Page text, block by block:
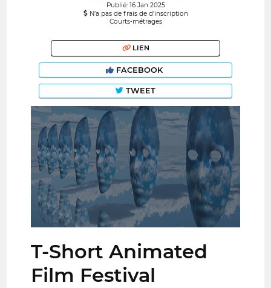
Publié: 16 Jan 2025
N’a pas de frais de d’inscription
Courts-métrages
LIEN
FACEBOOK
TWEET
T-Short Animated
Film Festival